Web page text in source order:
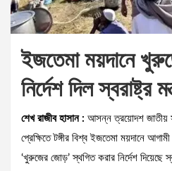
ইজতেমা ময়দানে
নির্দেশ দিল স্বরাষ্ট্র
শেখ রাজীব হাসান : আসন্ন ত্রয়োদশ জাতীয়
প্রেক্ষিতে টঙ্গীর বিশ্ব ইজতেমা ময়দানে
‘খুরুজের জোড়’ স্থগিত করার নির্দেশ দিয়েছে